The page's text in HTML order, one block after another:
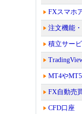
FXスマホ
注文機能
積立サー
MT4や
FX自動売
CFD口座